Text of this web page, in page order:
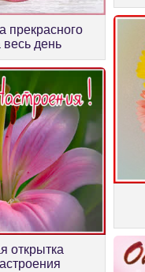
прекрасного
весь день
открытка